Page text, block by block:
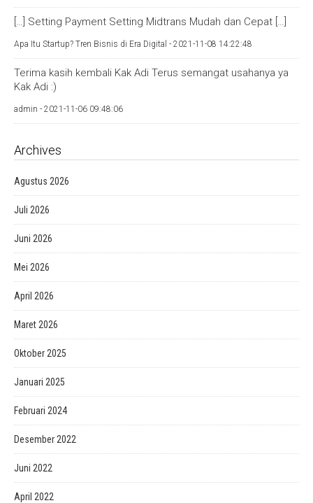
[…] Setting Payment Setting Midtrans Mudah dan Cepat […]
Apa Itu Startup? Tren Bisnis di Era Digital - 2021-11-08 14:22:48
Terima kasih kembali Kak Adi Terus semangat usahanya ya
Kak Adi :)
admin - 2021-11-06 09:48:06
Archives
Agustus 2026
Juli 2026
Juni 2026
Mei 2026
April 2026
Maret 2026
Oktober 2025
Januari 2025
Februari 2024
Desember 2022
Juni 2022
April 2022